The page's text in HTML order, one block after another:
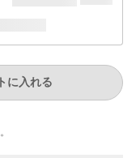
に入れる